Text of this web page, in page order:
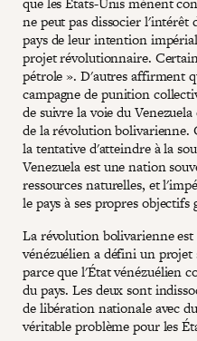
ne peut pas dissocier l'intérêt
pays de leur intention
projet révolutionnaire.
pétrole ». D'autres affirment
campagne de punition
de suivre la voie du
de la révolution bolivarienne.
la tentative d'atteindre à la
Venezuela est une nation
ressources naturelles, et
le pays à ses propres
La révolution bolivarienne est
vénézuélien a défini un
parce que l'État vénézuélien
du pays. Les deux sont
de libération nationale avec
véritable problème pour les